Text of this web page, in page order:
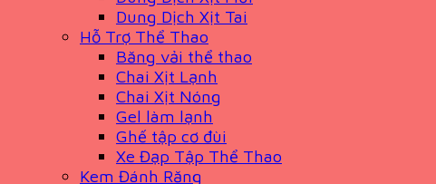
Dung Dịch Xịt Tai
Hỗ Trợ Thể Thao
Băng vải thể thao
Chai Xịt Lạnh
Chai Xịt Nóng
Gel làm lạnh
Ghế tập cơ đùi
Xe Đạp Tập Thể Thao
Kem Đánh Răng